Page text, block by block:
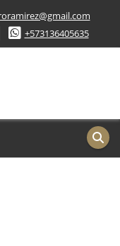
+573136405635